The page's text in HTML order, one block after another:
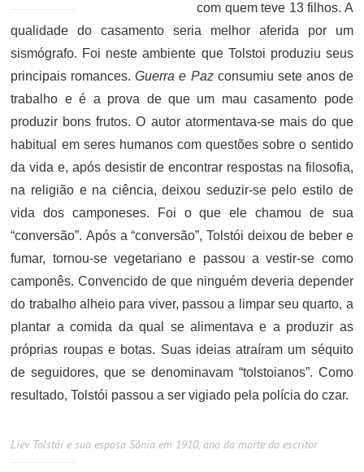
com quem teve 13 filhos. A
qualidade do casamento seria melhor aferida por um
sismógrafo. Foi neste ambiente que Tolstoi produziu seus
principais romances.Guerra e Pazconsumiu sete anos de
trabalho e é a prova de que um mau casamento pode
produzir bons frutos. O autor atormentava-se mais do que
habitual em seres humanos com questões sobre o sentido
da vida e, após desistir de encontrar respostas na filosofia,
na religião e na ciência, deixou seduzir-se pelo estilo de
vida dos camponeses. Foi o que ele chamou de sua
“conversão”. Após a “conversão”, Tolstói deixou de beber e
fumar, tornou-se vegetariano e passou a vestir-se como
camponês. Convencido de que ninguém deveria depender
do trabalho alheio para viver, passou a limpar seu quarto, a
plantar a comida da qual se alimentava e a produzir as
próprias roupas e botas. Suas ideias atraíram um séquito
de seguidores, que se denominavam “tolstoianos”. Como
resultado, Tolstói passou a ser vigiado pela polícia do czar.
Liev Tolstói e sua esposa Sônia em 1910, ano da morte do escritor